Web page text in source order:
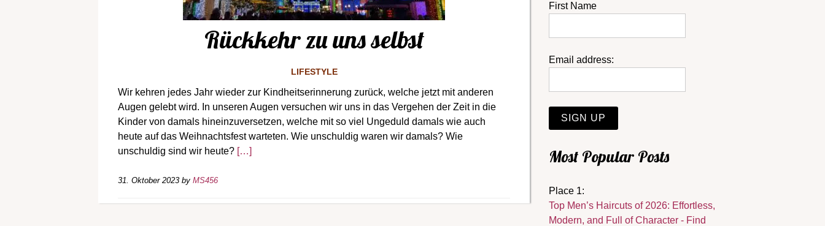
Rückkehr zu uns selbst
LIFESTYLE
Wir kehren jedes Jahr wieder zur Kindheitserinnerung zurück, welche jetzt mit anderen
Augen gelebt wird. In unseren Augen versuchen wir uns in das Vergehen der Zeit in die
Kinder von damals hineinzuversetzen, welche mit so viel Ungeduld damals wie auch
heute auf das Weihnachtsfest warteten. Wie unschuldig waren wir damals? Wie
unschuldig sind wir heute? […]
31. Oktober 2023 by MS456
First Name
Email address:
Most Popular Posts
Place 1:
Top Men’s Haircuts of 2026: Effortless,
Modern, and Full of Character - Find